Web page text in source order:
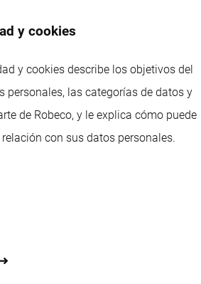
y cookies
y cookies describe los objetivos del
personales, las categorías de datos y
de Robeco, y le explica cómo puede
con sus datos personales.